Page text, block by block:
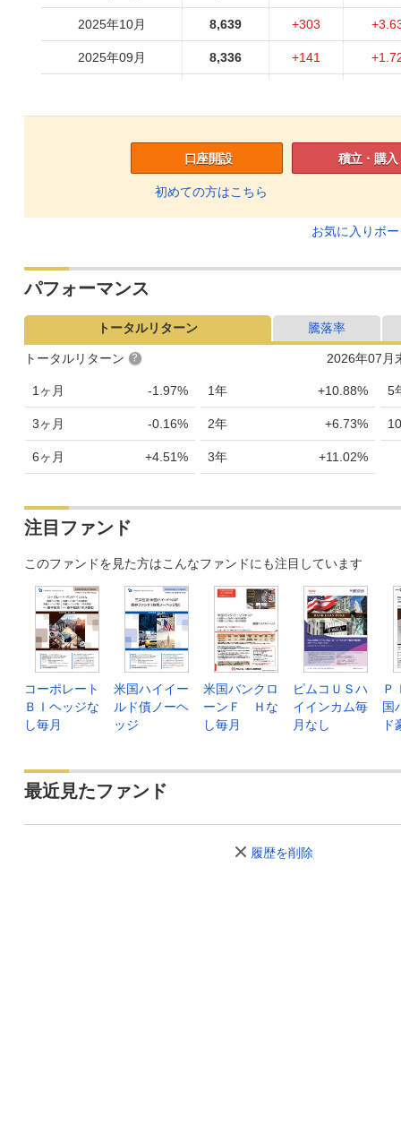
2025年10月 8,639 +303
2025年09月 8,336 +141
7,992
7,867
-417 -
2025年02月
2025年01月 -91
2024年12月
8,155 -
8,221
2024年09月 7,745
2024年07月
2024年06月 +270
2024年05月 8,124 +32
2024年04月 8,092 +202
2024年03月 7,890 +109
2024年02月 7,781 +126
2024年01月 7,655 +342
2023年11月
7,300 +49
口座開設
初めての方はこちら
積立・購入
お気に入りボ
パフォーマンス
トータルリターン 騰落率
2026年07月
トータルリターン
1ヶ月 -1.97%
3ヶ月 -0.16%
6ヶ月 +4.51%
1年 +10.88%
2年 +6.73%
3年 +11.02%
5
注目ファンド
このファンドを見た方はこんなファンドにも注目しています
コーポレート
ＢＩヘッジな
し毎月
米国ハイイー
ルド債ノーヘ
ッジ
米国バンクロ
ーンＦ Ｈな
し毎月
ピムコＵＳハ
イインカム毎
月なし
Ｐ
国
ド
最近見たファンド
履歴を削除